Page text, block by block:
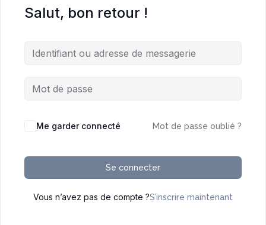
Salut, bon retour !
Me garder connecté Mot de passe oublié ?
Se connecter
Vous n’avez pas de compte ?S’inscrire maintenant